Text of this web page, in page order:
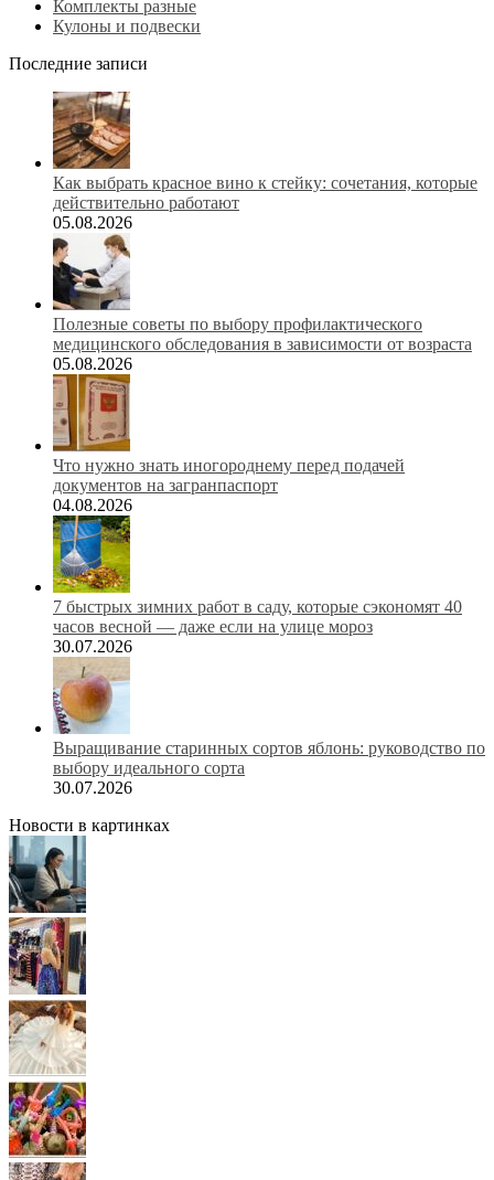
Комплекты разные
Кулоны и подвески
Последние записи
Как выбрать красное вино к стейку: сочетания, которые
действительно работают
05.08.2026
Полезные советы по выбору профилактического
медицинского обследования в зависимости от возраста
05.08.2026
Что нужно знать иногороднему перед подачей
документов на загранпаспорт
04.08.2026
7 быстрых зимних работ в саду, которые сэкономят 40
часов весной — даже если на улице мороз
30.07.2026
Выращивание старинных сортов яблонь: руководство по
выбору идеального сорта
30.07.2026
Новости в картинках